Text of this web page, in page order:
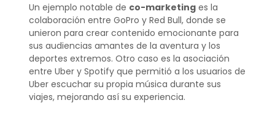
Un ejemplo notable de co-marketinges la
colaboración entre GoPro y Red Bull, donde se
unieron para crear contenido emocionante para
sus audiencias amantes de la aventura y los
deportes extremos. Otro caso es la asociación
entre Uber y Spotify que permitió a los usuarios de
Uber escuchar su propia música durante sus
viajes, mejorando así su experiencia.